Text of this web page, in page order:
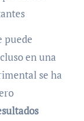
puede
en una
se ha